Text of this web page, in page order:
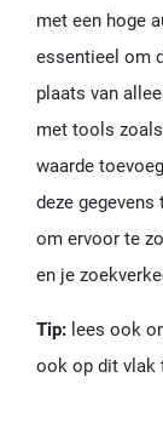
met een hoge
essentieel om
plaats van
met tools
waarde
deze
om ervoor te
en je
Tip: lees ook
ook op dit vlak